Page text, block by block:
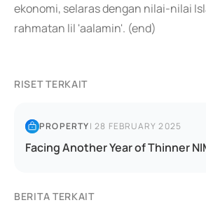
ekonomi, selaras dengan nilai-nilai
rahmatan lil 'aalamin'. (end)
RISET TERKAIT
PROPERTY|28 FEBRUARY 2025
Facing Another Year of Thinner
BERITA TERKAIT